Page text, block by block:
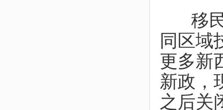
移民
同区域
更多新
新政，
之后关